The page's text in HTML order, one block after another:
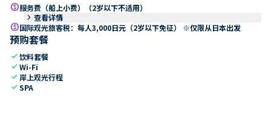
paid服务费（船上小费）（2岁以下不适用）
keyboard_arrow_right 查看详情
paid国际观光旅客税：每人3,000日元（2岁以下免征） ※仅限从日本出发
预购套餐
check饮料套餐
checkWi-Fi
check 岸上观光行程
checkSPA